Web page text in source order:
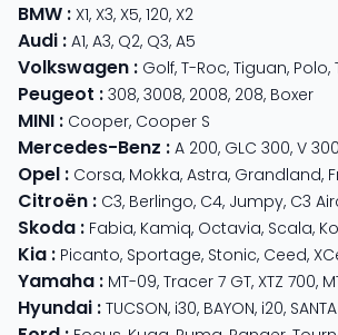
BMW : X1, X3, X5, 120, X2
Audi : A1, A3, Q2, Q3, A5
Volkswagen : Golf, T-Roc, Tiguan, Polo,
Peugeot : 308, 3008, 2008, 208, Boxer
MINI : Cooper, Cooper S
Mercedes-Benz : A 200, GLC 300, V 300
Opel : Corsa, Mokka, Astra, Grandland,
Citroën : C3, Berlingo, C4, Jumpy, C3
Skoda : Fabia, Kamiq, Octavia, Scala,
Kia : Picanto, Sportage, Stonic, Ceed,
Yamaha : MT-09, Tracer 7 GT, XTZ 700,
Hyundai : TUCSON, i30, BAYON, i20,